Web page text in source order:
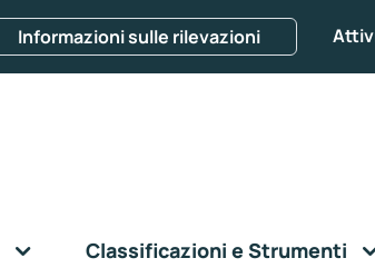
Informazioni sulle rilevazioni
Classificazioni e Strumenti